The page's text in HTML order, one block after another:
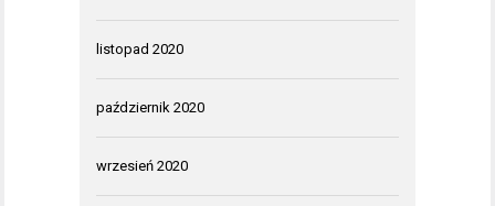
listopad 2020
październik 2020
wrzesień 2020